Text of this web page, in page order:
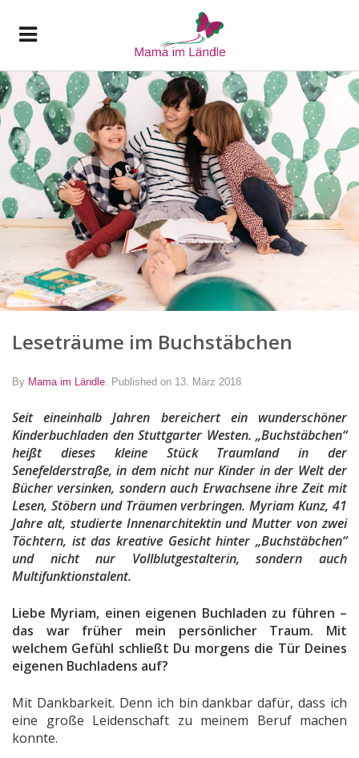
Leseträume im Buchstäbchen
By Mama im Ländle Published on 13. März 2018
Seit eineinhalb Jahren bereichert ein wunderschöner
Kinderbuchladen den Stuttgarter Westen. „Buchstäbchen“
heißt dieses kleine Stück Traumland in der
Senefelderstraße, in dem nicht nur Kinder in der Welt der
Bücher versinken, sondern auch Erwachsene ihre Zeit mit
Lesen, Stöbern und Träumen verbringen. Myriam Kunz, 41
Jahre alt, studierte Innenarchitektin und Mutter von zwei
Töchtern, ist das kreative Gesicht hinter „Buchstäbchen“
und nicht nur Vollblutgestalterin, sondern auch
Multifunktionstalent.
Liebe Myriam, einen eigenen Buchladen zu führen –
das war früher mein persönlicher Traum. Mit
welchem Gefühl schließt Du morgens die Tür Deines
eigenen Buchladens auf?
Mit Dankbarkeit. Denn ich bin dankbar dafür, dass ich
eine große Leidenschaft zu meinem Beruf machen
konnte.